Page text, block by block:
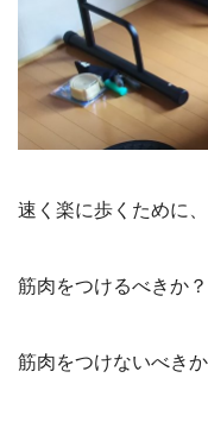
速く楽に歩くために、
筋肉をつけるべきか？
筋肉をつけないべき